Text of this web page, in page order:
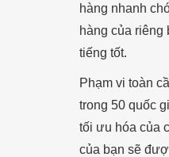
hàng nhanh
hàng của riêng
tiếng tốt.
Phạm vi toàn
trong 50 quốc
tối ưu hóa của
của bạn sẽ